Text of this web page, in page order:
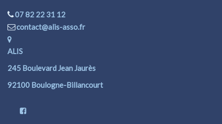
07 82 22 31 12
contact@alis-asso.fr
ALIS
245 Boulevard Jean Jaurès
92100 Boulogne-Billancourt